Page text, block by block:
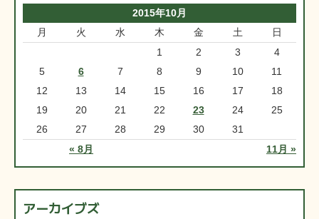
2015年10月
月
火 水 木 金 土 日
« 8月 11月 »
1 2 3
4
5
6 7 8 9 10
11
12
13 14 15 16 17
18
19
20 21 22 23 24
25
26
27 28 29 30 31
アーカイブズ